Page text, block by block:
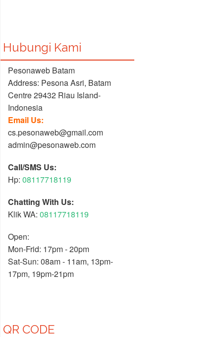
Hubungi Kami
Pesonaweb Batam
Address: Pesona Asri, Batam
Centre 29432 Riau Island-
Indonesia
Email Us:
cs.pesonaweb@gmail.com
admin@pesonaweb.com
Call/SMS Us:
Hp: 08117718119
Chatting With Us:
Klik WA: 08117718119
Open:
Mon-Frid: 17pm - 20pm
Sat-Sun: 08am - 11am, 13pm-
17pm, 19pm-21pm
QR CODE